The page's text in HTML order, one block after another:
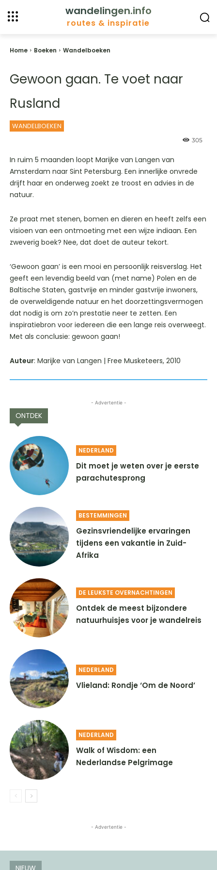
wandelingen.info
routes & inspiratie
Home Boeken Wandelboeken
Gewoon gaan. Te voet naar
Rusland
WANDELBOEKEN
305
In ruim 5 maanden loopt Marijke van Langen van
Amsterdam naar Sint Petersburg. Een innerlijke onvrede
drijft haar en onderweg zoekt ze troost en advies in de
natuur.
Ze praat met stenen, bomen en dieren en heeft zelfs een
visioen van een ontmoeting met een wijze indiaan. Een
zweverig boek? Nee, dat doet de auteur tekort.
‘Gewoon gaan’ is een mooi en persoonlijk reisverslag. Het
geeft een levendig beeld van (met name) Polen en de
Baltische Staten, gastvrije en minder gastvrije inwoners,
de overweldigende natuur en het doorzettingsvermogen
dat nodig is om zo’n prestatie neer te zetten. Een
inspiratiebron voor iedereen die een lange reis overweegt.
Met als conclusie: gewoon gaan!
Auteur: Marijke van Langen | Free Musketeers, 2010
- Advertentie -
ONTDEK
NEDERLAND
Dit moet je weten over je eerste
parachutesprong
BESTEMMINGEN
Gezinsvriendelijke ervaringen
tijdens een vakantie in Zuid-
Afrika
DE LEUKSTE OVERNACHTINGEN
Ontdek de meest bijzondere
natuurhuisjes voor je wandelreis
NEDERLAND
Vlieland: Rondje ‘Om de Noord’
NEDERLAND
Walk of Wisdom: een
Nederlandse Pelgrimage
- Advertentie -
NIEUW